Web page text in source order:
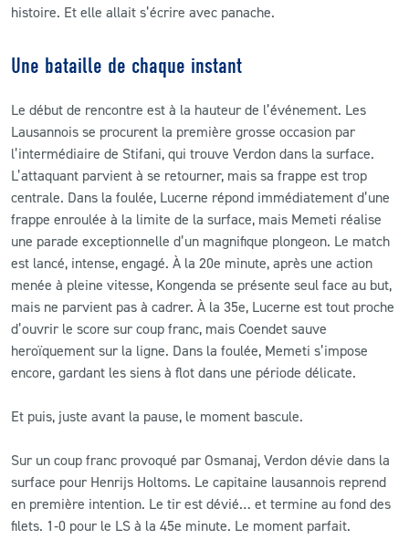
histoire. Et elle allait s’écrire avec panache.
Une bataille de chaque instant
Le début de rencontre est à la hauteur de l’événement. Les
Lausannois se procurent la première grosse occasion par
l’intermédiaire de Stifani, qui trouve Verdon dans la surface.
L’attaquant parvient à se retourner, mais sa frappe est trop
centrale. Dans la foulée, Lucerne répond immédiatement d’une
frappe enroulée à la limite de la surface, mais Memeti réalise
une parade exceptionnelle d’un magnifique plongeon. Le match
est lancé, intense, engagé. À la 20e minute, après une action
menée à pleine vitesse, Kongenda se présente seul face au but,
mais ne parvient pas à cadrer. À la 35e, Lucerne est tout proche
d’ouvrir le score sur coup franc, mais Coendet sauve
heroïquement sur la ligne. Dans la foulée, Memeti s’impose
encore, gardant les siens à flot dans une période délicate.
Et puis, juste avant la pause, le moment bascule.
Sur un coup franc provoqué par Osmanaj, Verdon dévie dans la
surface pour Henrijs Holtoms. Le capitaine lausannois reprend
en première intention. Le tir est dévié… et termine au fond des
filets. 1‑0 pour le LS à la 45e minute. Le moment parfait.